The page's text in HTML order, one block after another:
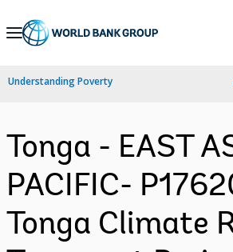
Skip
Navigation
Understanding Poverty
Tonga - EAST
PACIFIC-
Tonga Climate